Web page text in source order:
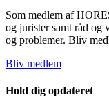
Som medlem af
og jurister samt råd og
og problemer. Bliv
Bliv medlem
Hold dig opdateret